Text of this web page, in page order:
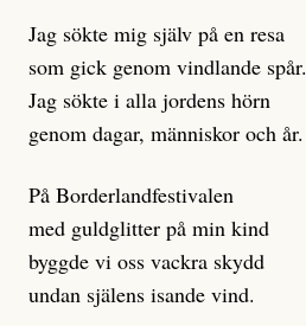
Jag sökte mig själv på en resa
som gick genom vindlande spår.
Jag sökte i alla jordens hörn
genom dagar, människor och år.
På Borderlandfestivalen
med guldglitter på min kind
byggde vi oss vackra skydd
undan själens isande vind.